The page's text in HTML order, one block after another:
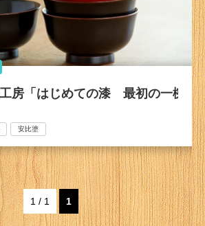
房「はじめての漆 最初の一椀」
安比塗
1 / 1 1